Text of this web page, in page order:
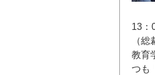
13：
（
教育
つも